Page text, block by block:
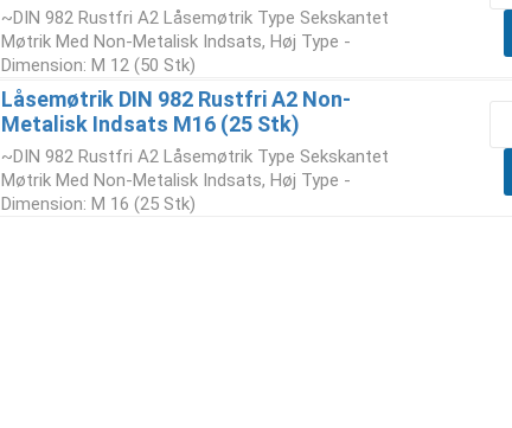
~DIN 982 Rustfri A2 Låsemøtrik Type Sekskantet
Møtrik Med Non-Metalisk Indsats, Høj Type -
Dimension: M 12 (50 Stk)
Låsemøtrik DIN 982 Rustfri A2 Non-
Metalisk Indsats M16 (25 Stk)
~DIN 982 Rustfri A2 Låsemøtrik Type Sekskantet
Møtrik Med Non-Metalisk Indsats, Høj Type -
Dimension: M 16 (25 Stk)